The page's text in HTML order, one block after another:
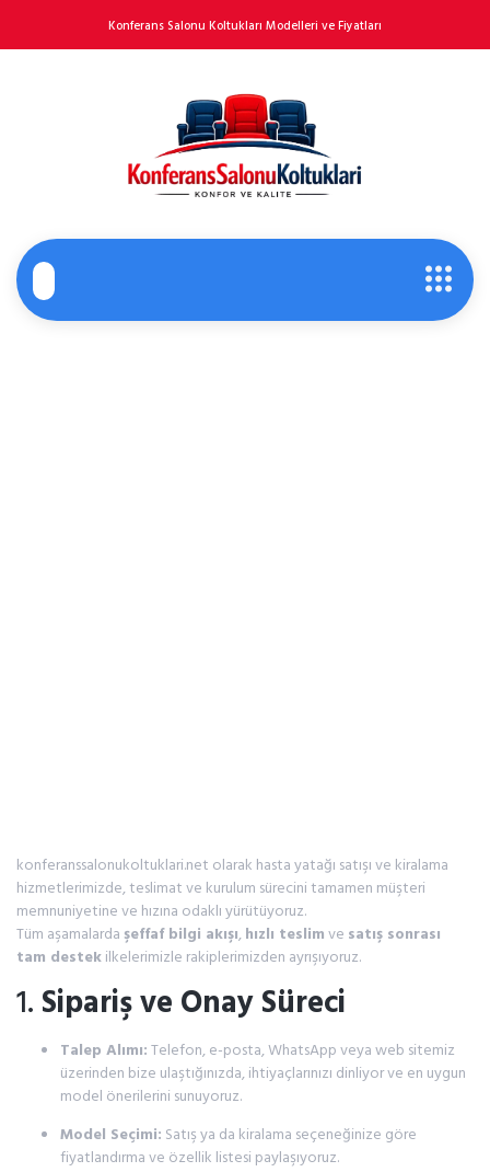
Konferans Salonu Koltukları Modelleri ve Fiyatları
konferanssalonukoltuklari.net olarak hasta yatağı satışı ve kiralama
hizmetlerimizde, teslimat ve kurulum sürecini tamamen müşteri
memnuniyetine ve hızına odaklı yürütüyoruz.
Tüm aşamalarda şeffaf bilgi akışı,hızlı teslimve satış sonrası
tam destekilkelerimizle rakiplerimizden ayrışıyoruz.
1. Sipariş ve Onay Süreci
Talep Alımı:Telefon, e-posta, WhatsApp veya web sitemiz
üzerinden bize ulaştığınızda, ihtiyaçlarınızı dinliyor ve en uygun
model önerilerini sunuyoruz.
Model Seçimi: Satış ya da kiralama seçeneğinize göre
fiyatlandırma ve özellik listesi paylaşıyoruz.